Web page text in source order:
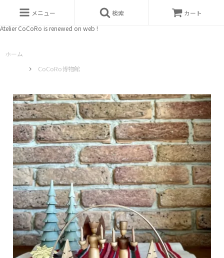
Atelier CoCoRo is renewed on web !
メニュー 検索 カート
ホーム
CoCoRo博物館